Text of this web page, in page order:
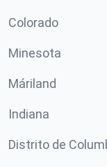
Colorado
Minesota
Máriland
Indiana
Distrito de